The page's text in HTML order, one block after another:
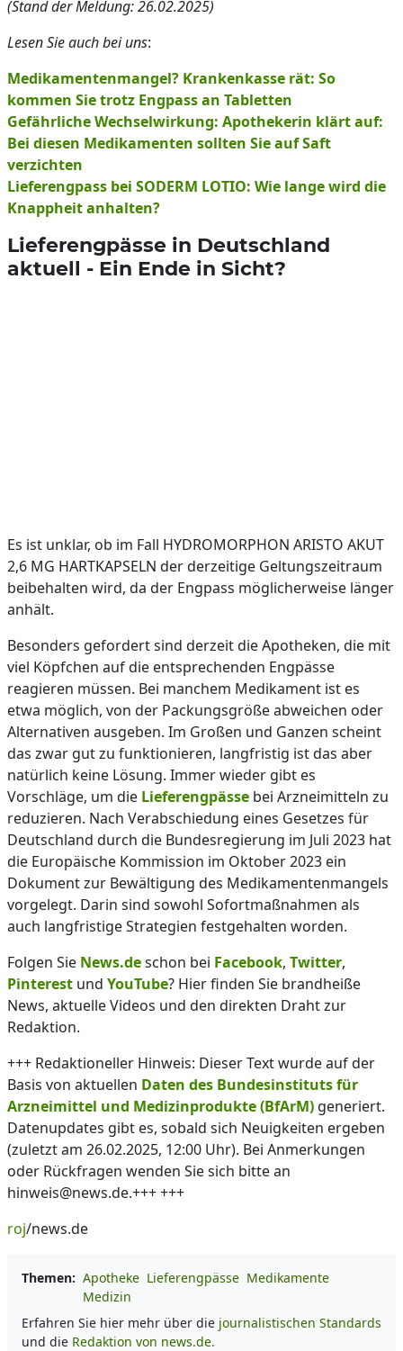
(Stand der Meldung: 26.02.2025)
Lesen Sie auch bei uns:
Medikamentenmangel? Krankenkasse rät: So
kommen Sie trotz Engpass an Tabletten
Gefährliche Wechselwirkung: Apothekerin klärt auf:
Bei diesen Medikamenten sollten Sie auf Saft
verzichten
Lieferengpass bei SODERM LOTIO: Wie lange wird die
Knappheit anhalten?
Lieferengpässe in Deutschland
aktuell - Ein Ende in Sicht?
Es ist unklar, ob im Fall HYDROMORPHON ARISTO AKUT
2,6 MG HARTKAPSELN der derzeitige Geltungszeitraum
beibehalten wird, da der Engpass möglicherweise länger
anhält.
Besonders gefordert sind derzeit die Apotheken, die mit
viel Köpfchen auf die entsprechenden Engpässe
reagieren müssen. Bei manchem Medikament ist es
etwa möglich, von der Packungsgröße abweichen oder
Alternativen ausgeben. Im Großen und Ganzen scheint
das zwar gut zu funktionieren, langfristig ist das aber
natürlich keine Lösung. Immer wieder gibt es
Vorschläge, um die Lieferengpässe bei Arzneimitteln zu
reduzieren. Nach Verabschiedung eines Gesetzes für
Deutschland durch die Bundesregierung im Juli 2023 hat
die Europäische Kommission im Oktober 2023 ein
Dokument zur Bewältigung des Medikamentenmangels
vorgelegt. Darin sind sowohl Sofortmaßnahmen als
auch langfristige Strategien festgehalten worden.
Folgen Sie News.deschon bei Facebook, Twitter,
Pinterest und YouTube? Hier finden Sie brandheiße
News, aktuelle Videos und den direkten Draht zur
Redaktion.
+++ Redaktioneller Hinweis: Dieser Text wurde auf der
Basis von aktuellen Daten des Bundesinstituts für
Arzneimittel und Medizinprodukte (BfArM) generiert.
Datenupdates gibt es, sobald sich Neuigkeiten ergeben
(zuletzt am 26.02.2025, 12:00 Uhr). Bei Anmerkungen
oder Rückfragen wenden Sie sich bitte an
hinweis@news.de.+++ +++
roj/news.de
Themen: Apotheke Lieferengpässe Medikamente
Medizin
Erfahren Sie hier mehr über die journalistischen Standards
und die Redaktion von news.de.